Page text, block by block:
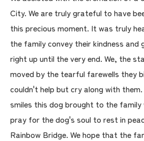
City. We are truly grateful to have
this precious moment. It was truly
the family convey their kindness
right up until the very end. We, the
moved by the tearful farewells they
couldn't help but cry along with
smiles this dog brought to the family
pray for the dog's soul to rest in
Rainbow Bridge. We hope that the